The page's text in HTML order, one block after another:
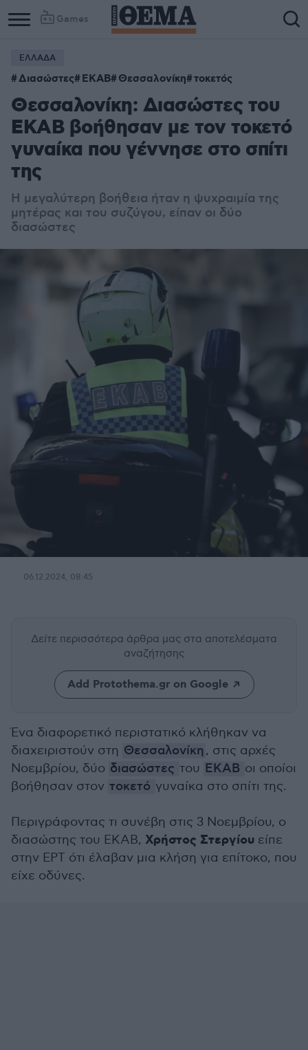
Games
ΕΛΛΑΔΑ
Διασώστες ΕΚΑΒ Θεσσαλονίκη τοκετός
Θεσσαλονίκη: Διασώστες του
ΕΚΑΒ βοήθησαν με τον τοκετό
γυναίκα που γέννησε στο σπίτι
της
Η μεγαλύτερη βοήθεια ήταν η ψυχραιμία της
μητέρας και του συζύγου, είπαν οι δύο
διασώστες
06.12.2024, 08:45
Δείτε περισσότερα άρθρα μας στα αποτελέσματα
αναζήτησης
Add Protothema.gr on Google
Ένα διαφορετικό περιστατικό κλήθηκαν να
διαχειριστούν στη Θεσσαλονίκη, στις αρχές
Νοεμβρίου, δύο διασώστες του ΕΚΑΒ οι οποίοι
βοήθησαν στον τοκετό γυναίκα στο σπίτι της.
Περιγράφοντας τι συνέβη στις 3 Νοεμβρίου, ο
διασώστης του ΕΚΑΒ, Χρήστος Στεργίου είπε
στην ΕΡΤ ότι έλαβαν μια κλήση για επίτοκο, που
είχε οδύνες.